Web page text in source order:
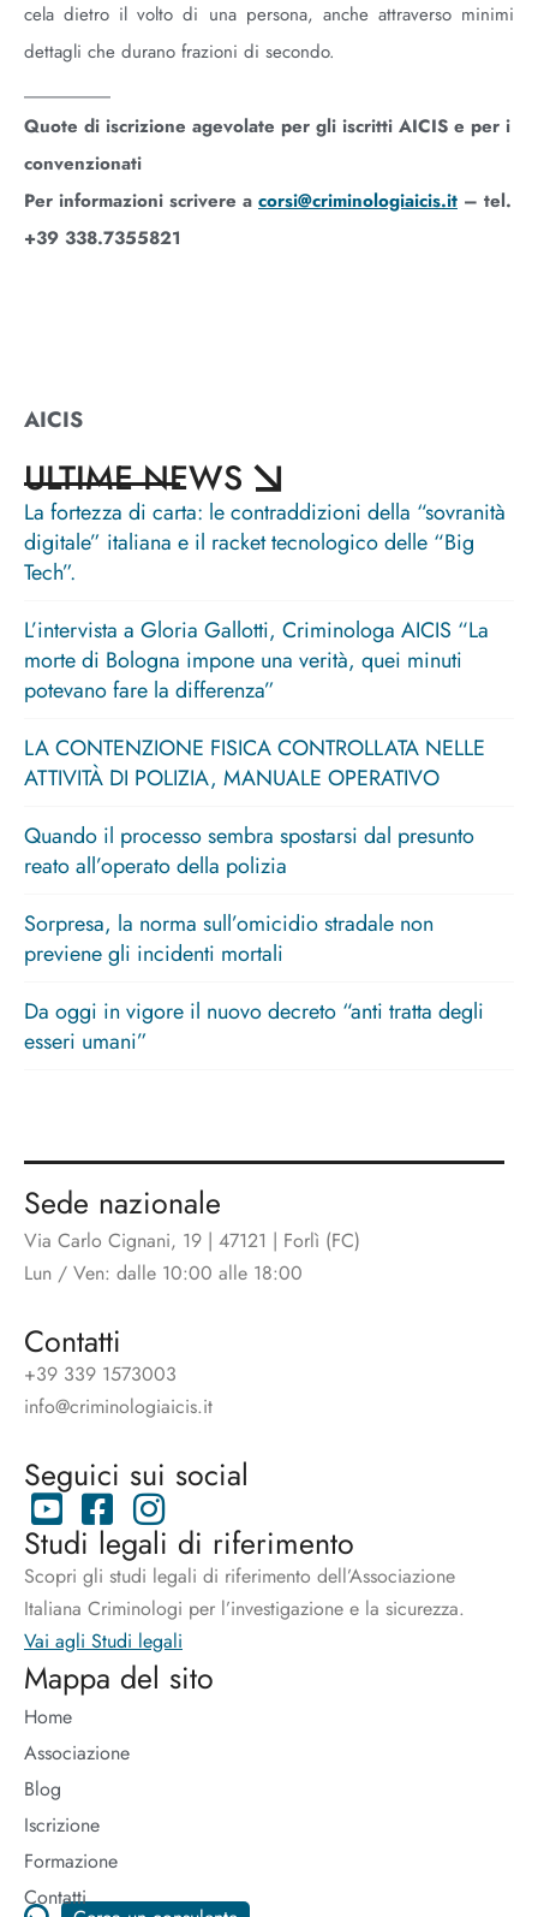
cela dietro il volto di una persona, anche attraverso minimi
dettagli che durano frazioni di secondo.
Quote di iscrizione agevolate per gli iscritti AICIS e per i
convenzionati
Per informazioni scrivere a corsi@criminologiaicis.it – tel.
+39 338.7355821
AICIS
ULTIME NEWS
La fortezza di carta: le contraddizioni della “sovranità
digitale” italiana e il racket tecnologico delle “Big
Tech”.
L’intervista a Gloria Gallotti, Criminologa AICIS “La
morte di Bologna impone una verità, quei minuti
potevano fare la differenza”
LA CONTENZIONE FISICA CONTROLLATA NELLE
ATTIVITÀ DI POLIZIA, MANUALE OPERATIVO
Quando il processo sembra spostarsi dal presunto
reato all’operato della polizia
Sorpresa, la norma sull’omicidio stradale non
previene gli incidenti mortali
Da oggi in vigore il nuovo decreto “anti tratta degli
esseri umani”
Sede nazionale
Via Carlo Cignani, 19 | 47121 | Forlì (FC)
Lun / Ven: dalle 10:00 alle 18:00
Contatti
+39 339 1573003
info@criminologiaicis.it
Seguici sui social
Studi legali di riferimento
Scopri gli studi legali di riferimento dell’Associazione
Italiana Criminologi per l’investigazione e la sicurezza.
Vai agli Studi legali
Mappa del sito
Home
Associazione
Blog
Iscrizione
Formazione
Contatti